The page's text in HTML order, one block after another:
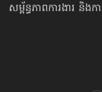
សម្ព័ន្ធភាព​ការងារ និ